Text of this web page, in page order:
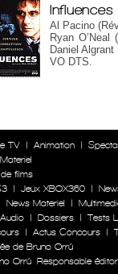
Influences
Al Pacino
Ryan
Daniel
VO DTS.
TV | Animation |
films
| Jeux XBOX360 |
News Materiel |
| Dossiers | Tests
| Actus Concours |
de Bruno Orrú
Orrú Responsable